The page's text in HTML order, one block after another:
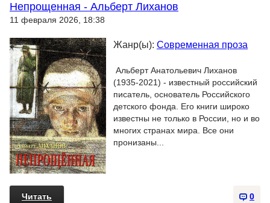
Непрощенная - Альберт Лиханов
11 февраля 2026, 18:38
Жанр(ы): Современная проза
Альберт Анатольевич Лиханов
(1935-2021) - известный российский
писатель, основатель Российского
детского фонда. Его книги широко
известны не только в России, но и во
многих странах мира. Все они
пронизаны...
0
Читать